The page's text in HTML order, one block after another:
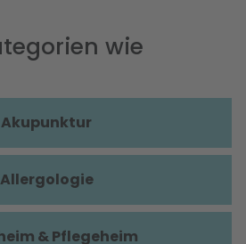
wie
Akupunktur
Allergologie
& Pflegeheim